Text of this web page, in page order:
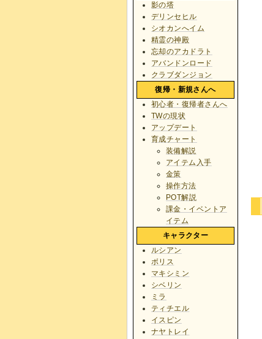
影の塔
デリンセヒル
シオカンへイム
精霊の神殿
忘却のアカドラト
アバンドンロード
クラブダンジョン
復帰・新規さんへ
初心者・復帰者さんへ
TWの現状
アップデート
育成チャート
装備解説
アイテム入手
金策
操作方法
POT解説
課金・イベントア
イテム
キャラクター
ルシアン
ボリス
マキシミン
シベリン
ミラ
ティチエル
イスピン
ナヤトレイ